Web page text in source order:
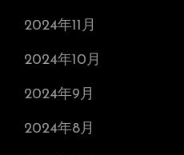
2024年11月
2024年10月
2024年9月
2024年8月